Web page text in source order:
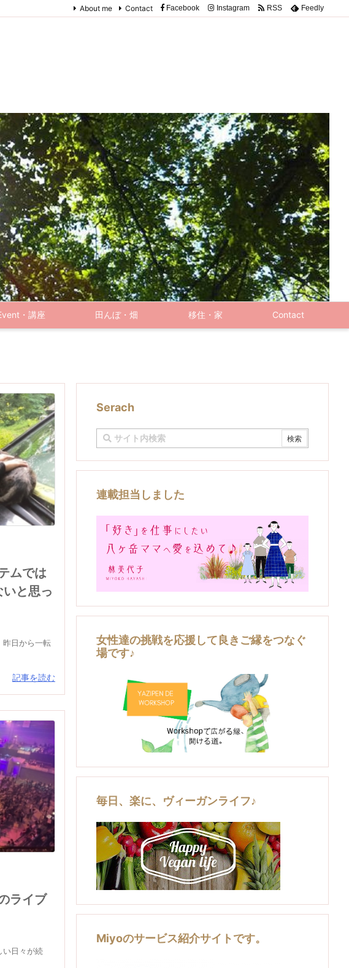
・講座 田んぼ・畑 移住・家 Contact
About me Contact Facebook Instagram RSS Feedly
ムでは
と思っ
昨日から一転
記事を読む
ライブ
い日々が続
Serach
連載担当しました
女性達の挑戦を応援して良きご縁をつなぐ
場です♪
毎日、楽に、ヴィーガンライフ♪
Miyoのサービス紹介サイトです。